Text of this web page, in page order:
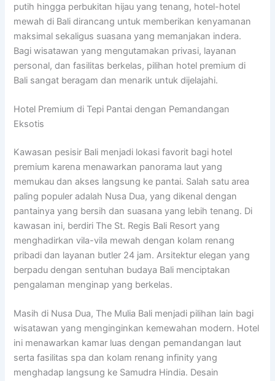
putih hingga perbukitan hijau yang tenang, hotel-hotel
mewah di Bali dirancang untuk memberikan kenyamanan
maksimal sekaligus suasana yang memanjakan indera.
Bagi wisatawan yang mengutamakan privasi, layanan
personal, dan fasilitas berkelas, pilihan hotel premium di
Bali sangat beragam dan menarik untuk dijelajahi.
Hotel Premium di Tepi Pantai dengan Pemandangan
Eksotis
Kawasan pesisir Bali menjadi lokasi favorit bagi hotel
premium karena menawarkan panorama laut yang
memukau dan akses langsung ke pantai. Salah satu area
paling populer adalah Nusa Dua, yang dikenal dengan
pantainya yang bersih dan suasana yang lebih tenang. Di
kawasan ini, berdiri The St. Regis Bali Resort yang
menghadirkan vila-vila mewah dengan kolam renang
pribadi dan layanan butler 24 jam. Arsitektur elegan yang
berpadu dengan sentuhan budaya Bali menciptakan
pengalaman menginap yang berkelas.
Masih di Nusa Dua, The Mulia Bali menjadi pilihan lain bagi
wisatawan yang menginginkan kemewahan modern. Hotel
ini menawarkan kamar luas dengan pemandangan laut
serta fasilitas spa dan kolam renang infinity yang
menghadap langsung ke Samudra Hindia. Desain